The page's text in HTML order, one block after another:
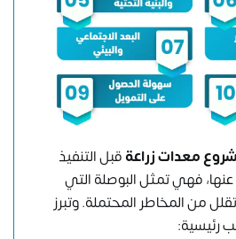
معدات زراعةقبل التنفيذ
فهي تمثل البوصلة التي
من المخاطر المحتملة. وتبرز
رئيسية: